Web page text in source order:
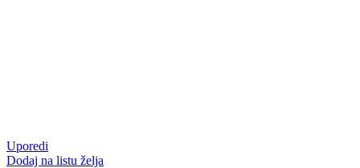
Uporedi
Dodaj na listu želja